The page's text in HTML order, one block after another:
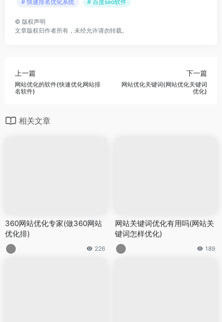
# 快速排名优化系统
# 百度seo软件
© 版权声明
文章版权归作者所有，未经允许请勿转载。
上一篇
网站优化的软件(快速优化网站排
名软件)
下一篇
网站优化关键词(网站优化关键词
优化)
相关文章
360网站优化专家(做360网站
优化排)
226
网站关键词优化有用吗(网站关
键词怎样优化)
189